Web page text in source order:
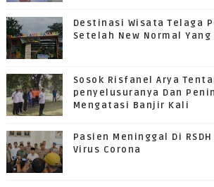
Destinasi Wisata Telaga
Setelah New Normal
Sosok Risfanel Arya
penyelusuranya Dan
Mengatasi Banjir Kali
Pasien Meninggal Di
Virus Corona